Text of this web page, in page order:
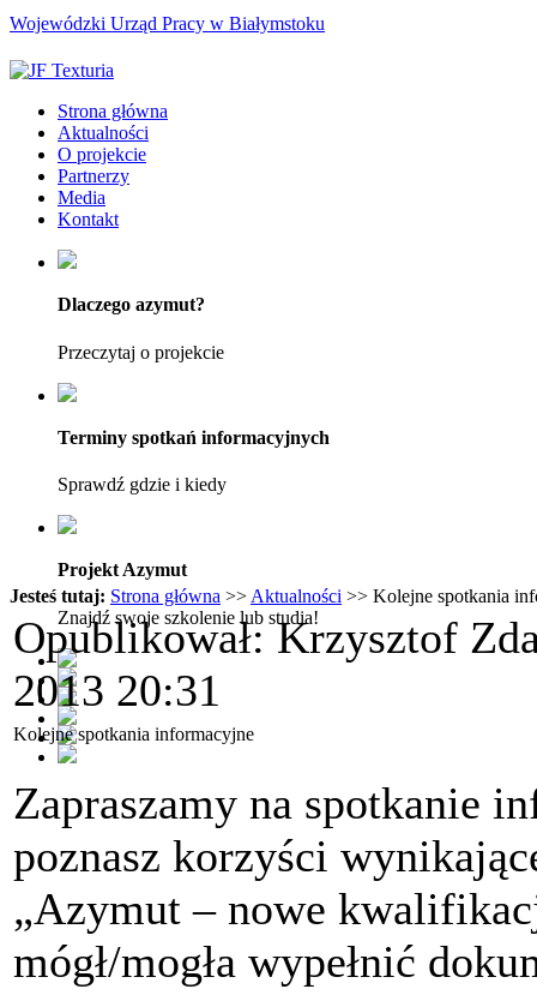
Wojewódzki Urząd Pracy w Białymstoku
Strona główna
Aktualności
O projekcie
Partnerzy
Media
Kontakt
Dlaczego azymut?
Przeczytaj o projekcie
Terminy spotkań informacyjnych
Sprawdź gdzie i kiedy
Projekt Azymut
Znajdź swoje szkolenie lub studia!
Jesteś tutaj: Strona główna >> Aktualności >> Kolejne spotkania
Opublikował: Krzysztof
2013 20:31
Kolejne spotkania informacyjne
Zapraszamy na spotkanie
poznasz korzyści
„Azymut – nowe
mógł/mogła wypełnić